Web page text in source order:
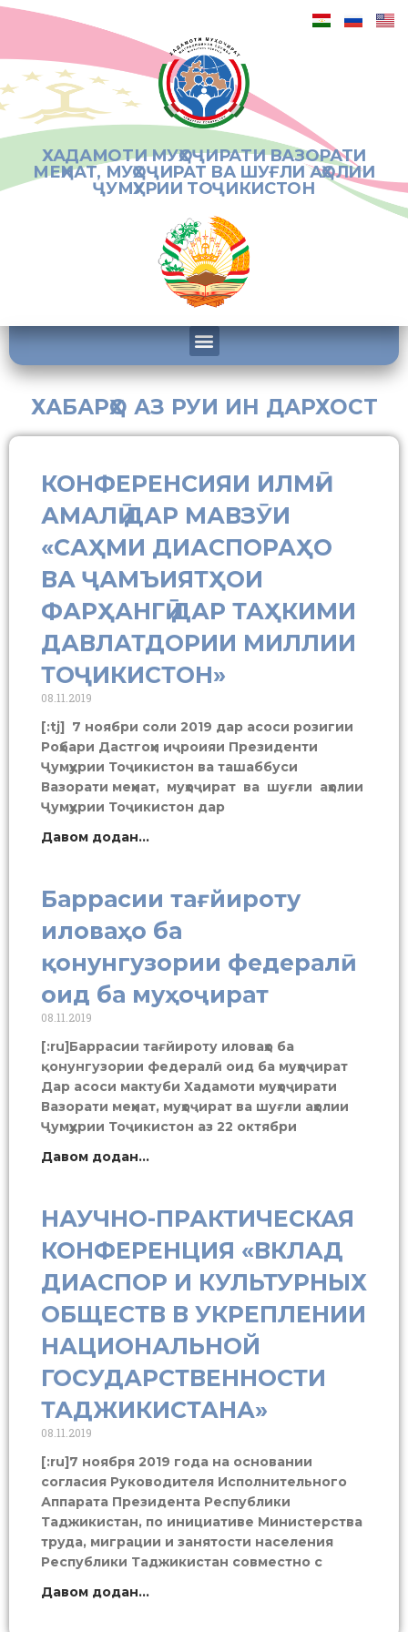
ХАДАМОТИ МУҲОҶИРАТИ ВАЗОРАТИ
МЕҲНАТ, МУҲОҶИРАТ ВА ШУҒЛИ АҲОЛИИ
ҶУМҲУРИИ ТОҶИКИСТОН
ХАБАРҲО АЗ РУИ ИН ДАРХОСТ
КОНФЕРЕНСИЯИ ИЛМӢ-
АМАЛӢ ДАР МАВЗӮИ
«САҲМИ ДИАСПОРАҲО
ВА ҶАМЪИЯТҲОИ
ФАРҲАНГӢ ДАР ТАҲКИМИ
ДАВЛАТДОРИИ МИЛЛИИ
ТОҶИКИСТОН»
08.11.2019
[:tj] 7 ноябри соли 2019 дар асоси розигии
Роҳбари Дастгоҳи иҷроияи Президенти
Ҷумҳурии Тоҷикистон ва ташаббуси
Вазорати меҳнат, муҳоҷират ва шуғли аҳолии
Ҷумҳурии Тоҷикистон дар
Давом додан...
Баррасии тағйироту
иловаҳо ба
қонунгузории федералӣ
оид ба муҳоҷират
08.11.2019
[:ru]Баррасии тағйироту иловаҳо ба
қонунгузории федералӣ оид ба муҳоҷират
Дар асоси мактуби Хадамоти муҳоҷирати
Вазорати меҳнат, муҳоҷират ва шуғли аҳолии
Ҷумҳурии Тоҷикистон аз 22 октябри
Давом додан...
НАУЧНО-ПРАКТИЧЕСКАЯ
КОНФЕРЕНЦИЯ «ВКЛАД
ДИАСПОР И КУЛЬТУРНЫХ
ОБЩЕСТВ В УКРЕПЛЕНИИ
НАЦИОНАЛЬНОЙ
ГОСУДАРСТВЕННОСТИ
ТАДЖИКИСТАНА»
08.11.2019
[:ru]7 ноября 2019 года на основании
согласия Руководителя Исполнительного
Аппарата Президента Республики
Таджикистан, по инициативе Министерства
труда, миграции и занятости населения
Республики Таджикистан совместно с
Давом додан...